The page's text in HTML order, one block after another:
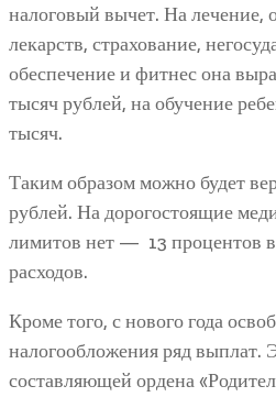
налоговый вычет. На лечение,
лекарств, страхование,
обеспечение и фитнес она
тысяч рублей, на обучение
тысяч.
Таким образом можно будет
рублей. На дорогостоящие
лимитов нет — 13 процентов
расходов.
Кроме того, с нового года
налогообложения ряд выплат.
составляющей ордена